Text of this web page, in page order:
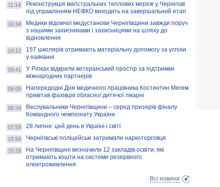
11:14
Реконструкція магістральних теплових мереж у Чернігові
під управлінням НЕФКО виходить на завершальний етап
10:34
Медики відомчої медустанови Чернігівщини завжди поруч
з нашими захисниками і захисницями на шляху до
відновлення
10:12
157 школярів отримають матеріальну допомогу за успіхи
у навчанні
09:41
У Ріпках відкрили ветеранський простір за підтримки
міжнародних партнерів
09:09
Напередодні Дня медичного працівника Костянтин Мегем
привітав фахівців обласної дитячої лікарні
08:34
Веслувальники Чернігівщини – серед призерів фіналу
Командного чемпіонату України
07:58 28 липня: цей день в Україні і світі
15:58 Чернігівські поліцейські затримали наркоторговця
15:28
На Чернігівщині визначили 12 закладів освіти, які
отримають кошти на системи резервного
електроживлення
Всі новини